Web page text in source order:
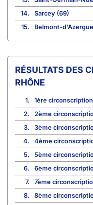
14.
Sarcey (69)
15.
Belmont-
RHÔNE
1.
1ère circonscription
2.
2ème
3.
3ème
4.
4ème
5.
5ème
6.
6ème
7.
7ème
8.
8ème